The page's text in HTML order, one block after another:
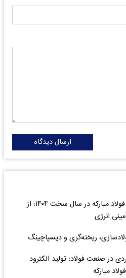
ارسال دیدگاه
اتمام پروژه‌های راهبردی فولاد مبارکه در سال سخت ۱۴۰۴؛ از
انرژی
ریخته‌گری و دیسپاچینگ
در صنعت فولاد؛ تولید الکترود
مبارکه